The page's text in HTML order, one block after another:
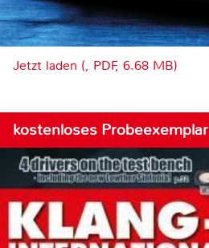
Jetzt laden (, PDF, 6.68 MB)
kostenloses Probeexemplar